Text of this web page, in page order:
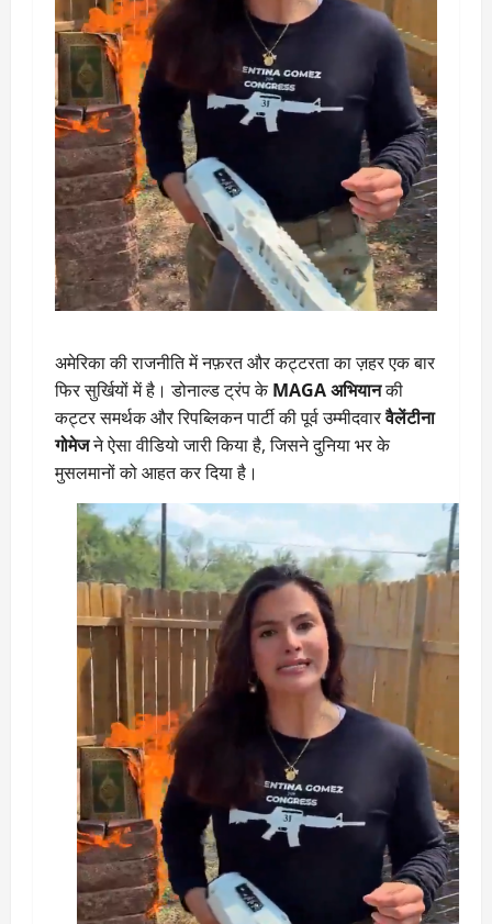
अमेरिका की राजनीति में नफ़रत और कट्टरता का ज़हर एक बार
फिर सुर्खियों में है। डोनाल्ड ट्रंप केMAGA अभियानकी
कट्टर समर्थक और रिपब्लिकन पार्टी की पूर्व उम्मीदवारवैलेंटीना
गोमेजने ऐसा वीडियो जारी किया है, जिसने दुनिया भर के
मुसलमानों को आहत कर दिया है।